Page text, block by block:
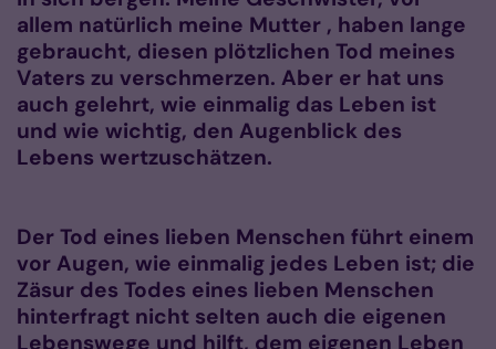
allem natürlich meine Mutter , haben lange
gebraucht, diesen plötzlichen Tod meines
Vaters zu verschmerzen. Aber er hat uns
auch gelehrt, wie einmalig das Leben ist
und wie wichtig, den Augenblick des
Lebens wertzuschätzen.
Der Tod eines lieben Menschen führt einem
vor Augen, wie einmalig jedes Leben ist; die
Zäsur des Todes eines lieben Menschen
hinterfragt nicht selten auch die eigenen
Lebenswege und hilft, dem eigenen Leben